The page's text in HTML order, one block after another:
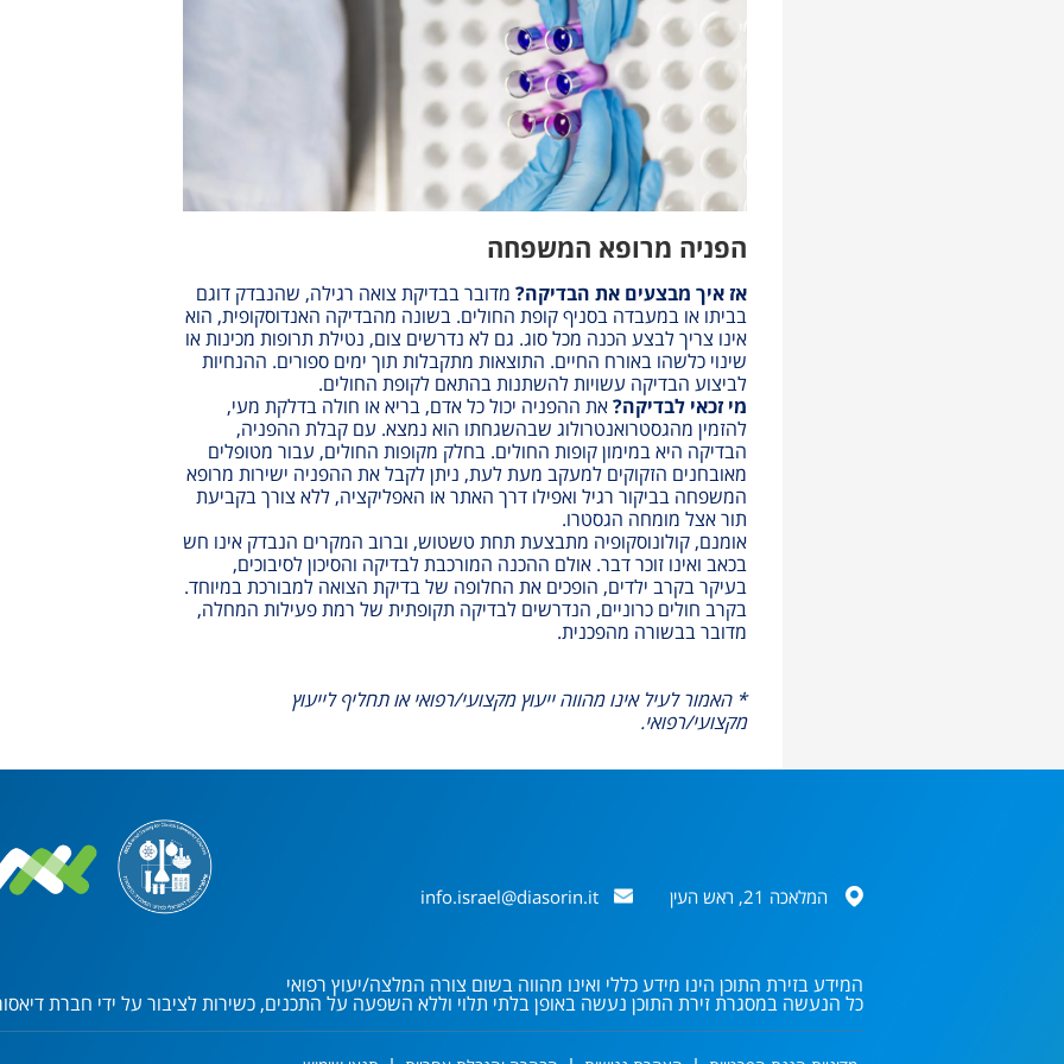
הפניה מרופא המשפחה
אז איך מבצעים את הבדיקה? מדובר בבדיקת צואה רגילה, שהנבדק דוגם
בביתו או במעבדה בסניף קופת החולים. בשונה מהבדיקה האנדוסקופית, הוא
אינו צריך לבצע הכנה מכל סוג. גם לא נדרשים צום, נטילת תרופות מכינות או
שינוי כלשהו באורח החיים. התוצאות מתקבלות תוך ימים ספורים. ההנחיות
לביצוע הבדיקה עשויות להשתנות בהתאם לקופת החולים.
מי זכאי לבדיקה?את ההפניה יכול כל אדם, בריא או חולה בדלקת מעי,
להזמין מהגסטרואנטרולוג שבהשגחתו הוא נמצא. עם קבלת ההפניה,
הבדיקה היא במימון קופות החולים. בחלק מקופות החולים, עבור מטופלים
מאובחנים הזקוקים למעקב מעת לעת, ניתן לקבל את ההפניה ישירות מרופא
המשפחה בביקור רגיל ואפילו דרך האתר או האפליקציה, ללא צורך בקביעת
תור אצל מומחה הגסטרו.
אומנם, קולונוסקופיה מתבצעת תחת טשטוש, וברוב המקרים הנבדק אינו חש
בכאב ואינו זוכר דבר. אולם ההכנה המורכבת לבדיקה והסיכון לסיבוכים,
בעיקר בקרב ילדים, הופכים את החלופה של בדיקת הצואה למבורכת במיוחד.
בקרב חולים כרוניים, הנדרשים לבדיקה תקופתית של רמת פעילות המחלה,
מדובר בבשורה מהפכנית.
* האמור לעיל אינו מהווה ייעוץ מקצועי/רפואי או תחליף לייעוץ
מקצועי/רפואי.
המלאכה 21, ראש העין info.israel@diasorin.it
המידע בזירת התוכן הינו מידע כללי ואינו מהווה בשום צורה המלצה/יעוץ רפואי
כל הנעשה במסגרת זירת התוכן נעשה באופן בלתי תלוי וללא השפעה על התכנים, כשירות לציבור על ידי חברת